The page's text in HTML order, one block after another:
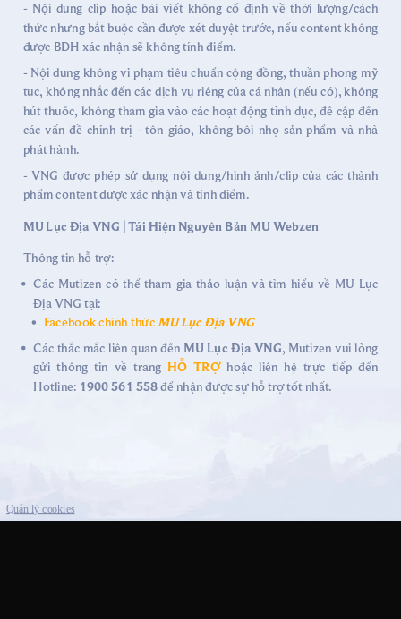
- Nội dung clip hoặc bài viết không cố định về thời lượng/cách
thức nhưng bắt buộc cần được xét duyệt trước, nếu content không
được BĐH xác nhận sẽ không tính điểm.
- Nội dung không vi phạm tiêu chuẩn cộng đồng, thuần phong mỹ
tục, không nhắc đến các dịch vụ riêng của cá nhân (nếu có), không
hút thuốc, không tham gia vào các hoạt động tình dục, đề cập đến
các vấn đề chính trị - tôn giáo, không bôi nhọ sản phẩm và nhà
phát hành.
- VNG được phép sử dụng nội dung/hình ảnh/clip của các thành
phẩm content được xác nhận và tính điểm.
MU Lục Địa VNG | Tái Hiện Nguyên Bản MU Webzen
Thông tin hỗ trợ:
Các Mutizen có thể tham gia thảo luận và tìm hiểu về MU Lục
Địa VNG tại:
Facebook chính thức MU Lục Địa VNG
Các thắc mắc liên quan đến MU Lục Địa VNG, Mutizen vui lòng
gửi thông tin về trangHỖ TRỢhoặc liên hệ trực tiếp đến
Hotline: 1900 561 558để nhận được sự hỗ trợ tốt nhất.
Quản lý cookies